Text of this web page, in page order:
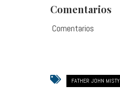
Comentarios
Comentarios
FATHER JOHN MISTY